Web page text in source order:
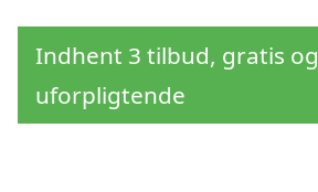
Indhent 3 tilbud, gratis og
uforpligtende